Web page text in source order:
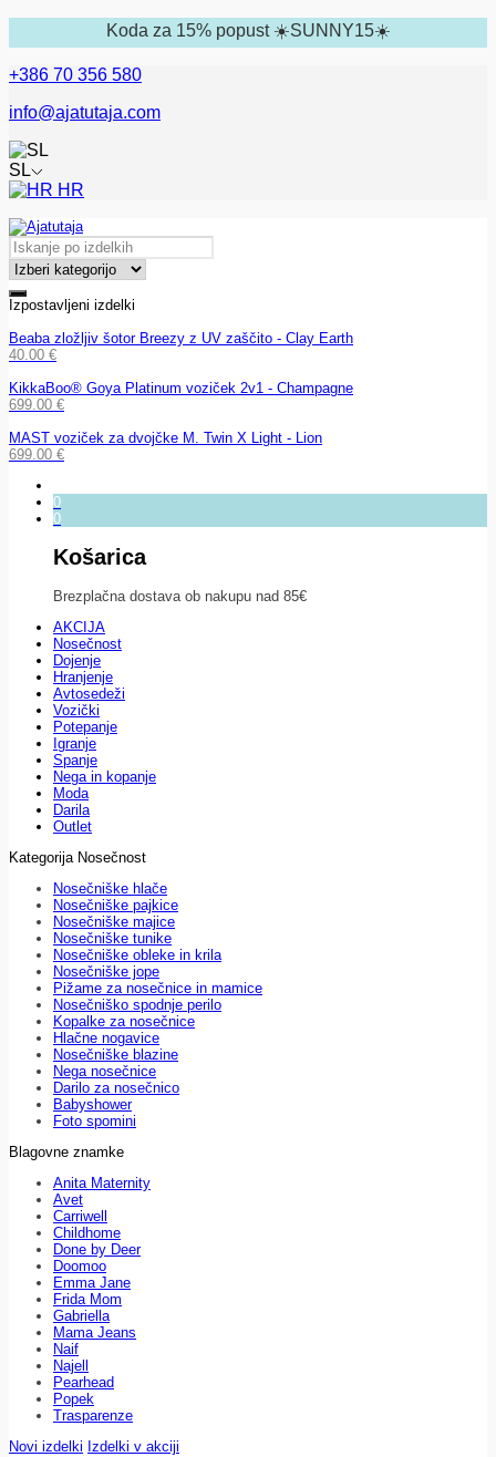
Koda za 15% popust ☀️SUNNY15☀️
+386 70 356 580
info@ajatutaja.com
SL
HR
Izpostavljeni izdelki
Beaba zložljiv šotor Breezy z UV zaščito - Clay Earth
40.00 €
KikkaBoo® Goya Platinum voziček 2v1 - Champagne
699.00 €
MAST voziček za dvojčke M. Twin X Light - Lion
699.00 €
0
0
Košarica
Brezplačna dostava ob nakupu nad 85€
AKCIJA
Nosečnost
Dojenje
Hranjenje
Avtosedeži
Vozički
Potepanje
Igranje
Spanje
Nega in kopanje
Moda
Darila
Outlet
Kategorija Nosečnost
Nosečniške hlače
Nosečniške pajkice
Nosečniške majice
Nosečniške tunike
Nosečniške obleke in krila
Nosečniške jope
Pižame za nosečnice in mamice
Nosečniško spodnje perilo
Kopalke za nosečnice
Hlačne nogavice
Nosečniške blazine
Nega nosečnice
Darilo za nosečnico
Babyshower
Foto spomini
Blagovne znamke
Anita Maternity
Avet
Carriwell
Childhome
Done by Deer
Doomoo
Emma Jane
Frida Mom
Gabriella
Mama Jeans
Naif
Najell
Pearhead
Popek
Trasparenze
Novi izdelki Izdelki v akciji